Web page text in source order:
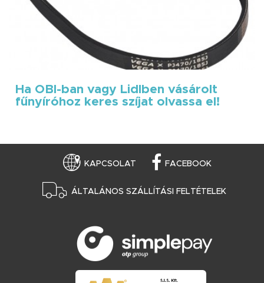
Ha OBI-ban vagy Lidlben vásárolt
fűnyíróhoz keres szíjat olvassa el!
KAPCSOLAT FACEBOOK
ÁLTALÁNOS SZÁLLÍTÁSI FELTÉTELEK